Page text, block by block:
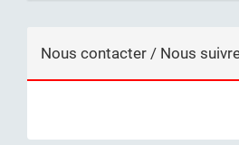
Nous contacter / Nous